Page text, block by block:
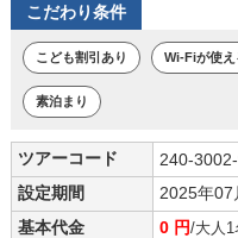
こだわり条件
こども割引あり Wi-Fiが使え
素泊まり
ツアーコード
240-
設定期間
2025年07
基本代金
0 円/大人1